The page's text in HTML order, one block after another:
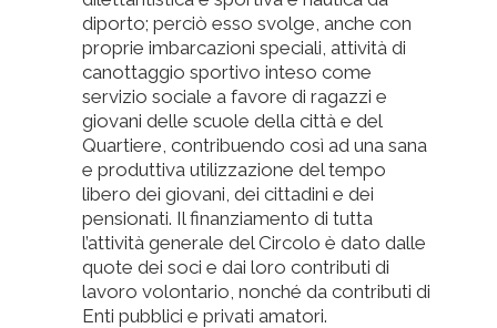
diporto; perciò esso svolge, anche con
proprie imbarcazioni speciali, attività di
canottaggio sportivo inteso come
servizio sociale a favore di ragazzi e
giovani delle scuole della città e del
Quartiere, contribuendo così ad una sana
e produttiva utilizzazione del tempo
libero dei giovani, dei cittadini e dei
pensionati. Il finanziamento di tutta
l’attività generale del Circolo è dato dalle
quote dei soci e dai loro contributi di
lavoro volontario, nonché da contributi di
Enti pubblici e privati amatori.